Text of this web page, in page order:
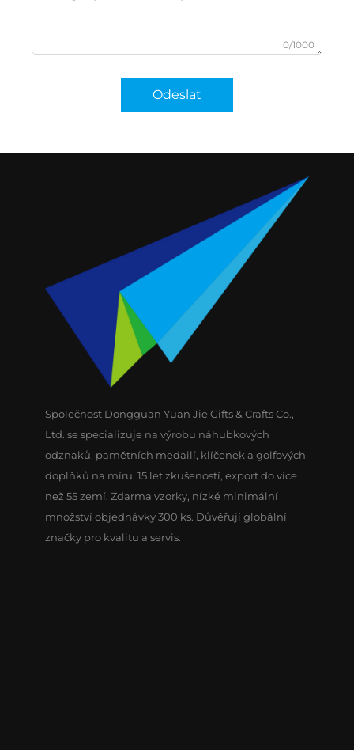
0/1000
Odeslat
Společnost Dongguan Yuan Jie Gifts & Crafts Co.,
Ltd. se specializuje na výrobu náhubkových
odznaků, pamětních medailí, klíčenek a golfových
doplňků na míru. 15 let zkušeností, export do více
než 55 zemí. Zdarma vzorky, nízké minimální
množství objednávky 300 ks. Důvěřují globální
značky pro kvalitu a servis.